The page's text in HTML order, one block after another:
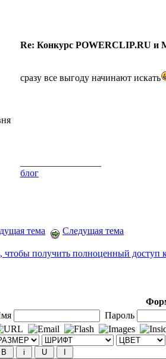
Re: Конкурс POWERCLIP.RU и
сразу все выгоду начинают искать
блог
тема Следущая тема
чтобы получить полноценный доступ
Пароль